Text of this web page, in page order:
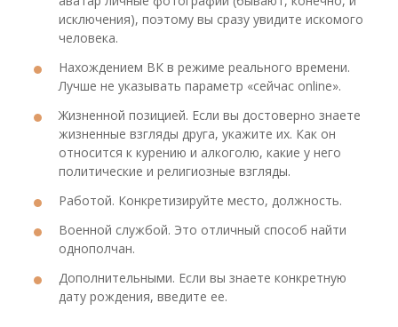
исключения), поэтому вы сразу увидите искомого
человека.
Нахождением ВК в режиме реального времени.
Лучше не указывать параметр «сейчас online».
Жизненной позицией. Если вы достоверно знаете
жизненные взгляды друга, укажите их. Как он
относится к курению и алкоголю, какие у него
политические и религиозные взгляды.
Работой. Конкретизируйте место, должность.
Военной службой. Это отличный способ найти
однополчан.
Дополнительными. Если вы знаете конкретную
дату рождения, введите ее.